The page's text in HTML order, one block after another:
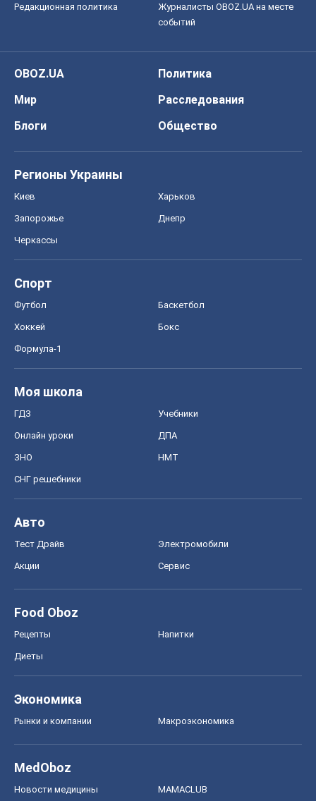
Редакционная политика
Журналисты OBOZ.UA на месте
событий
OBOZ.UA
Политика
Мир
Расследования
Блоги
Общество
Регионы Украины
Киев Харьков
Запорожье Днепр
Черкассы
Спорт
Футбол Баскетбол
Хоккей Бокс
Формула-1
Моя школа
ГДЗ Учебники
Онлайн уроки ДПА
ЗНО НМТ
СНГ решебники
Авто
Тест Драйв Электромобили
Акции Сервис
Food Oboz
Рецепты Напитки
Диеты
Экономика
Рынки и компании Mакроэкономика
MedOboz
Новости медицины MAMACLUB